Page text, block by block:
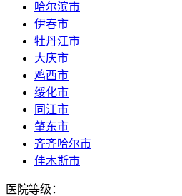
哈尔滨市
伊春市
牡丹江市
大庆市
鸡西市
绥化市
同江市
肇东市
齐齐哈尔市
佳木斯市
医院等级：